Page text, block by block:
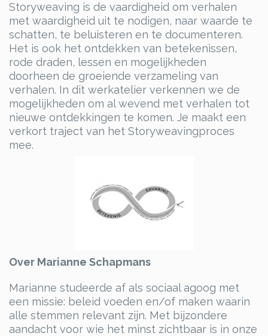
Storyweaving is de vaardigheid om verhalen
met waardigheid uit te nodigen, naar waarde te
schatten, te beluisteren en te documenteren.
Het is ook het ontdekken van betekenissen,
rode draden, lessen en mogelijkheden
doorheen de groeiende verzameling van
verhalen. In dit werkatelier verkennen we de
mogelijkheden om al wevend met verhalen tot
nieuwe ontdekkingen te komen. Je maakt een
verkort traject van het Storyweavingproces
mee.
Over Marianne Schapmans
Marianne studeerde af als sociaal agoog met
een missie: beleid voeden en/of maken waarin
alle stemmen relevant zijn. Met bijzondere
aandacht voor wie het minst zichtbaar is in onze